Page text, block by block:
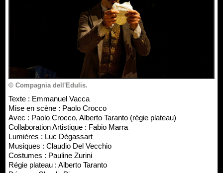
© Compagnia dell'Edulis.
Texte : Emmanuel Vacca
Mise en scène : Paolo Crocco
Avec : Paolo Crocco, Alberto Taranto (régie plateau)
Collaboration Artistique : Fabio Marra
Lumières : Luc Dégassart
Musiques : Claudio Del Vecchio
Costumes : Pauline Zurini
Régie plateau : Alberto Taranto